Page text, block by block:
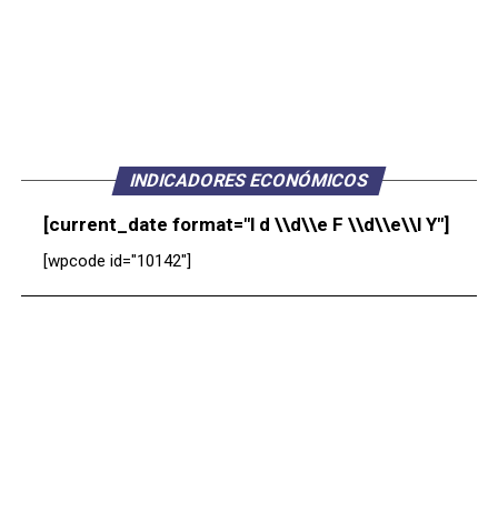
INDICADORES ECONÓMICOS
[current_date format="l d \\d\\e F \\d\\e\\l Y"]
[wpcode id="10142"]